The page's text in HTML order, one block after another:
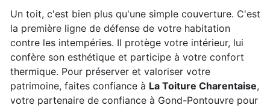
Un toit, c'est bien plus qu'une simple couverture. C'est
la première ligne de défense de votre habitation
contre les intempéries. Il protège votre intérieur, lui
confère son esthétique et participe à votre confort
thermique. Pour préserver et valoriser votre
patrimoine, faites confiance à La Toiture Charentaise,
votre partenaire de confiance à Gond-Pontouvre pour